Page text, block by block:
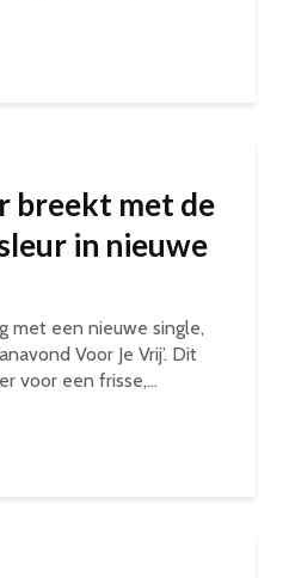
breekt met de
in nieuwe
met een nieuwe single,
Voor Je Vrij’. Dit
voor een frisse,...